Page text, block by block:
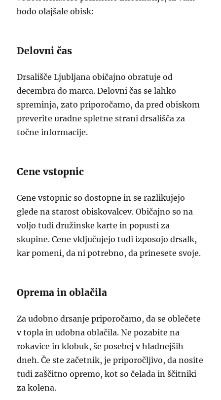
bodo olajšale obisk:
Delovni čas
Drsališče Ljubljana običajno obratuje od
decembra do marca. Delovni čas se lahko
spreminja, zato priporočamo, da pred obiskom
preverite uradne spletne strani drsališča za
točne informacije.
Cene vstopnic
Cene vstopnic so dostopne in se razlikujejo
glede na starost obiskovalcev. Običajno so na
voljo tudi družinske karte in popusti za
skupine. Cene vključujejo tudi izposojo drsalk,
kar pomeni, da ni potrebno, da prinesete svoje.
Oprema in oblačila
Za udobno drsanje priporočamo, da se oblečete
v topla in udobna oblačila. Ne pozabite na
rokavice in klobuk, še posebej v hladnejših
dneh. Če ste začetnik, je priporočljivo, da nosite
tudi zaščitno opremo, kot so čelada in ščitniki
za kolena.